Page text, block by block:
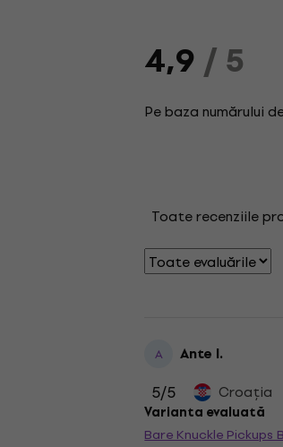
4,9/ 5
Pe baza numărului
Toate recenziile
A Ante I.
5/5 Croaţia
Varianta evaluată
Bare Knuckle